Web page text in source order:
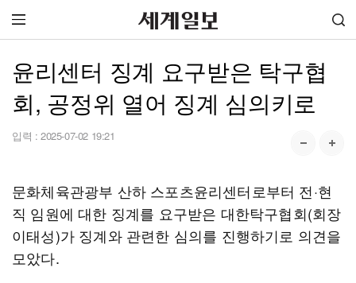
윤리센터 징계 요구받은 탁구협
회, 공정위 열어 징계 심의키로
입력 : 2025-07-02 19:21
문화체육관광부 산하 스포츠윤리센터로부터 전·현
직 임원에 대한 징계를 요구받은 대한탁구협회(회장
이태성)가 징계와 관련한 심의를 진행하기로 의견을
모았다.